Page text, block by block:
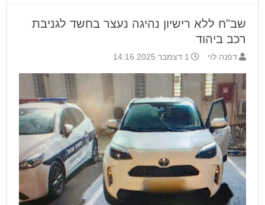
שב"ח ללא רישיון נהיגה נעצר בחשד לגניבת
רכב ביהוד
דפנה לוי 1 דצמבר 2025 14:16